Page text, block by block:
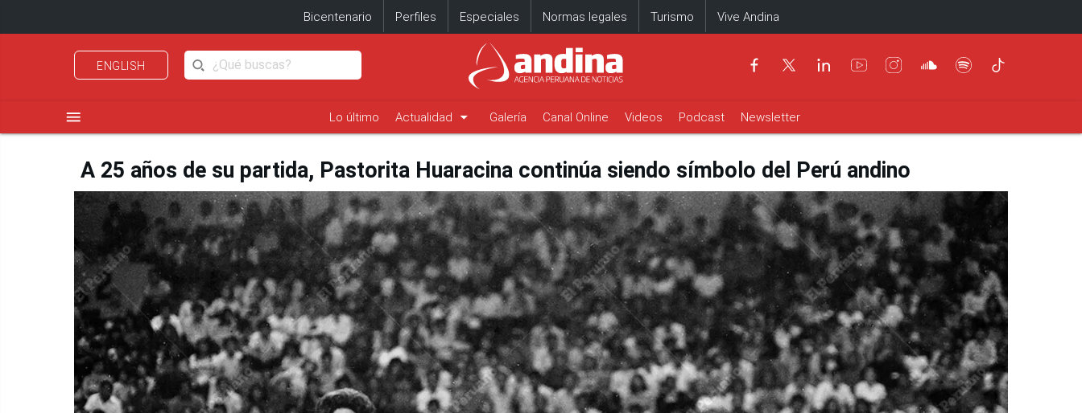
Bicentenario Perfiles Especiales Normas legales Turismo Vive Andina
ENGLISH
menu Lo último Actualidad arrow_drop_down Galería Canal Online Videos Podcast Newsletter
A 25 años de su partida, Pastorita Huaracina continúa siendo símbolo del Perú andino